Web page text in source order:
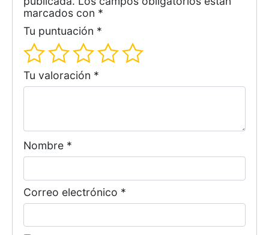
marcados con *
Tu puntuación *
Tu valoración *
Nombre *
Correo electrónico *